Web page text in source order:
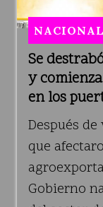
Se
y
en los
Después
que
Gobierno